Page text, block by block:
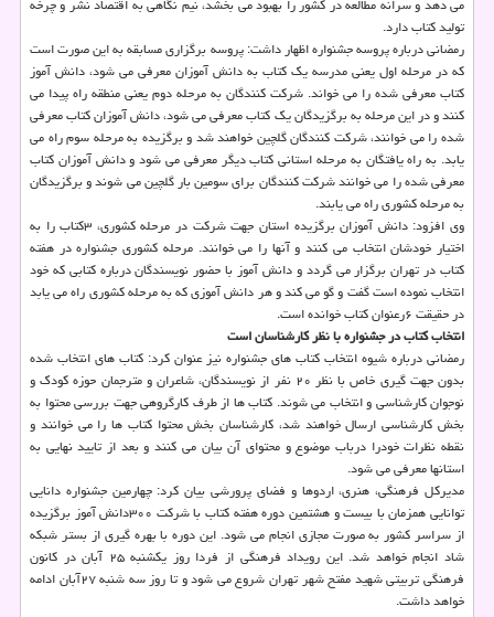
می دهد و سرانه مطالعه در کشور را بهبود می بخشد، نیم نگاهی به اقتصاد نشر و چرخه
تولید کتاب دارد.
رمضانی درباره پروسه جشنواره اظهار داشت: پروسه برگزاری مسابقه به این صورت است
که در مرحله اول یعنی مدرسه یک کتاب به دانش آموزان معرفی می شود، دانش آموز
کتاب معرفی شده را می خواند. شرکت کنندگان به مرحله دوم یعنی منطقه راه پیدا می
کنند و در این مرحله به برگزیدگان یک کتاب معرفی می شود، دانش آموزان کتاب معرفی
شده را می خوانند، شرکت کنندگان گلچین خواهند شد و برگزیده به مرحله سوم راه می
یابد. به راه یافتگان به مرحله استانی کتاب دیگر معرفی می شود و دانش آموزان کتاب
معرفی شده را می خوانند شرکت کنندگان برای سومین بار گلچین می شوند و برگزیدگان
به مرحله کشوری راه می یابند.
وی افزود: دانش آموزان برگزیده استان جهت شرکت در مرحله کشوری، ۳کتاب را به
اختیار خودشان انتخاب می کنند و آنها را می خوانند. مرحله کشوری جشنواره در هفته
کتاب در تهران برگزار می گردد و دانش آموز با حضور نویسندگان درباره کتابی که خود
انتخاب نموده است گفت و گو می کند و هر دانش آموزی که به مرحله کشوری راه می یابد
در حقیقت ۶رعنوان کتاب خوانده است.
انتخاب کتاب در جشنواره با نظر کارشناسان است
رمضانی درباره شیوه انتخاب کتاب های جشنواره نیز عنوان کرد: کتاب های انتخاب شده
بدون جهت گیری خاص با نظر ۲۰ نفر از نویسندگان، شاعران و مترجمان حوزه کودک و
نوجوان کارشناسی و انتخاب می شوند. کتاب ها از طرف کارگروهی جهت بررسی محتوا به
بخش کارشناسی ارسال خواهند شد، کارشناسان بخش محتوا کتاب ها را می خوانند و
نقطه نظرات خودرا درباب موضوع و محتوای آن بیان می کنند و بعد از تایید نهایی به
استانها معرفی می شود.
مدیرکل فرهنگی، هنری، اردوها و فضای پرورشی بیان کرد: چهارمین جشنواره دانایی
توانایی همزمان با بیست و هشتمین دوره هفته کتاب با شرکت ۳۰۰دانش آموز برگزیده
از سراسر کشور به صورت مجازی انجام می شود. این دوره با بهره گیری از بستر شبکه
شاد انجام خواهد شد. این رویداد فرهنگی از فردا روز یکشنبه ۲۵ آبان در کانون
فرهنگی تربیتی شهید مفتح شهر تهران شروع می شود و تا روز سه شنبه ۲۷آبان ادامه
خواهد داشت.